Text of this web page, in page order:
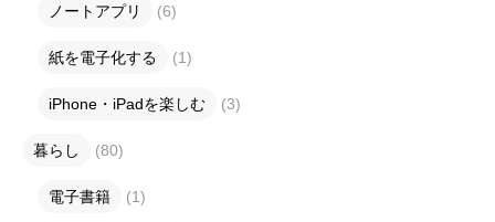
ノートアプリ (6)
紙を電子化する (1)
iPhone・iPadを楽しむ (3)
暮らし (80)
電子書籍 (1)